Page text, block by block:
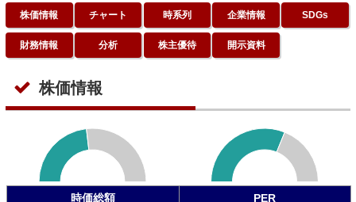
株価情報 チャート 時系列 企業情報 SDGs
財務情報 分析 株主優待 開示資料
株価情報
時価総額
PER